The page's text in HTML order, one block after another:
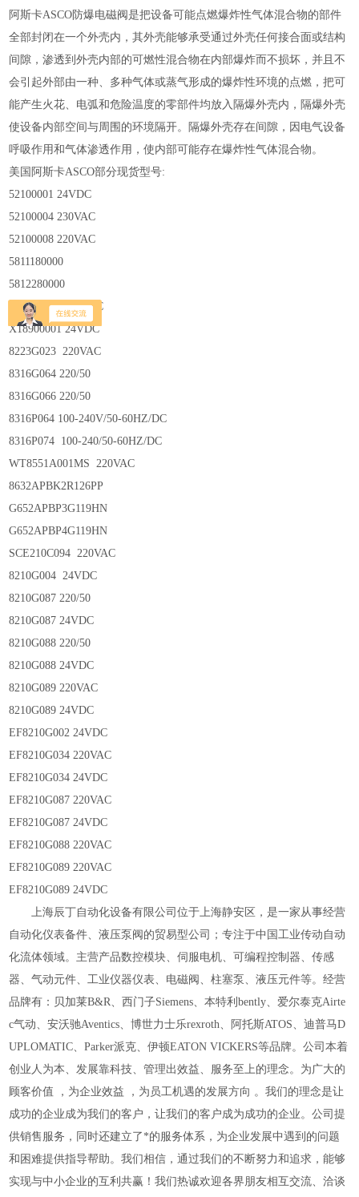
阿斯卡ASCO防爆电磁阀是把设备可能点燃爆炸性气体混合物的部件
全部封闭在一个外壳内，其外壳能够承受通过外壳任何接合面或结构
间隙，渗透到外壳内部的可燃性混合物在内部爆炸而不损坏，并且不
会引起外部由一种、多种气体或蒸气形成的爆炸性环境的点燃，把可
能产生火花、电弧和危险温度的零部件均放入隔爆外壳内，隔爆外壳
使设备内部空间与周围的环境隔开。隔爆外壳存在间隙，因电气设备
呼吸作用和气体渗透作用，使内部可能存在爆炸性气体混合物。
美国阿斯卡ASCO部分现货型号:
52100001 24VDC
52100004 230VAC
52100008 220VAC
5811180000
5812280000
X18900001 220VAC
X18900001 24VDC
8223G023 220VAC
8316G064 220/50
8316G066 220/50
8316P064 100-240V/50-60HZ/DC
8316P074 100-240/50-60HZ/DC
WT8551A001MS 220VAC
8632APBK2R126PP
G652APBP3G119HN
G652APBP4G119HN
SCE210C094 220VAC
8210G004 24VDC
8210G087 220/50
8210G087 24VDC
8210G088 220/50
8210G088 24VDC
8210G089 220VAC
8210G089 24VDC
EF8210G002 24VDC
EF8210G034 220VAC
EF8210G034 24VDC
EF8210G087 220VAC
EF8210G087 24VDC
EF8210G088 220VAC
EF8210G089 220VAC
EF8210G089 24VDC
上海辰丁自动化设备有限公司位于上海静安区，是一家从事经营
自动化仪表备件、液压泵阀的贸易型公司；专注于中国工业传动自动
化流体领域。主营产品数控模块、伺服电机、可编程控制器、传感
器、气动元件、工业仪器仪表、电磁阀、柱塞泵、液压元件等。经营
品牌有：贝加莱B&R、西门子Siemens、本特利bently、爱尔泰克Airte
c气动、安沃驰Aventics、博世力士乐rexroth、阿托斯ATOS、迪普马D
UPLOMATIC、Parker派克、伊顿EATON VICKERS等品牌。公司本着
创业人为本、发展靠科技、管理出效益、服务至上的理念。为广大的
顾客价值
，为企业效益 ，为员工机遇的发展方向 。我们的理念是让
成功的企业成为我们的客户，让我们的客户成为成功的企业。公司提
供销售服务，同时还建立了*的服务体系，为企业发展中遇到的问题
和困难提供指导帮助。我们相信，通过我们的不断努力和追求，能够
实现与中小企业的互利共赢！我们热诚欢迎各界朋友相互交流、洽谈